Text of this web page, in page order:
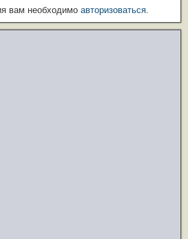
вам необходимо авторизоваться.